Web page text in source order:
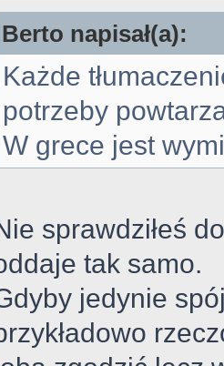
Berto napisał(a):
Każde
potrzeby
W grece jest
sprawdziłeś
tak samo.
jedynie